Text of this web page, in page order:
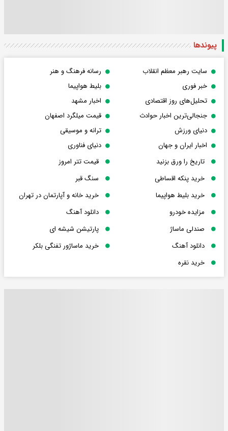
پیوندها
سایت رهبر معظم انقلاب
رسانه فرهنگ و هنر
خبر فوری
بلیط هواپیما
تحلیل‌های روز اقتصادی
اخبار مشهد
جنجالی‌ترین اخبار حوادث
قیمت میلگرد اصفهان
دنیای ورزش
ترانه و موسیقی
اخبار ایران و جهان
دنیای فناوری
تاریخ را ورق بزنید
قیمت تتر امروز
خرید پنکه اقساطی
سنگ قبر
خرید بلیط هواپیما
خرید خانه و آپارتمان در تهران
مزایده خودرو
دانلود آهنگ
صندلی ماساژ
پارتیشن شیشه ای
دانلود آهنگ
خرید ماساژور تفنگی بلکر
خرید نقره